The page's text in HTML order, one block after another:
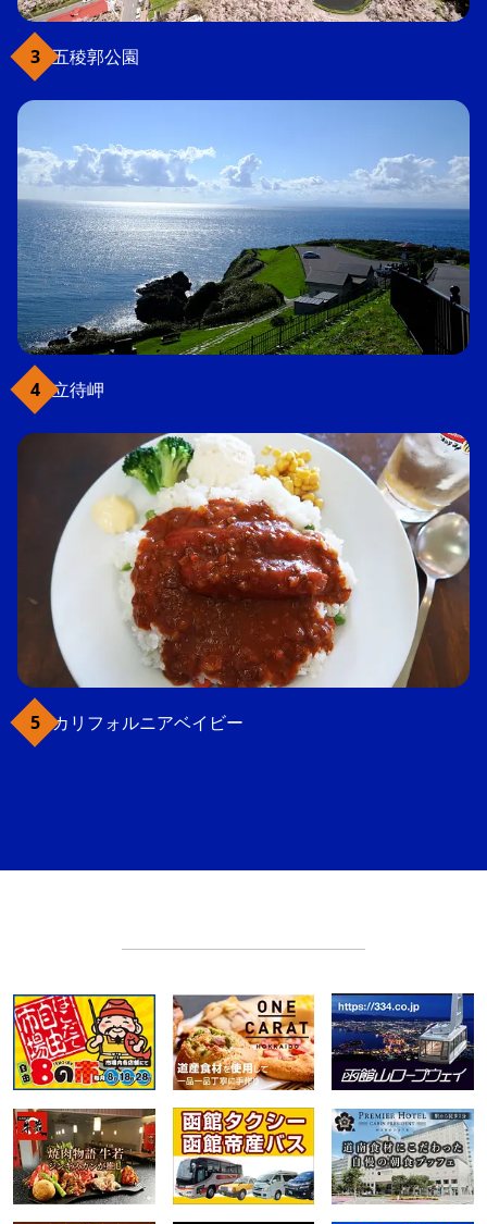
五稜郭公園
立待岬
カリフォルニアベイビー